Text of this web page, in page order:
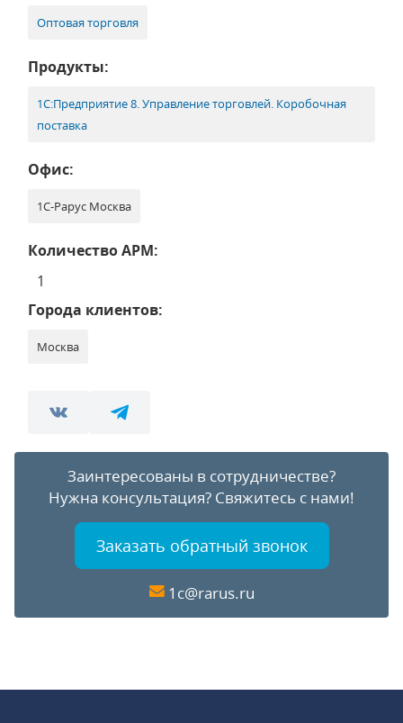
Оптовая торговля
Продукты:
1С:Предприятие 8. Управление торговлей. Коробочная
поставка
Офис:
1С-Рарус Москва
Количество АРМ:
1
Города клиентов:
Москва
Заинтересованы в сотрудничестве?
Нужна консультация? Свяжитесь с нами!
Заказать обратный звонок
1c@rarus.ru